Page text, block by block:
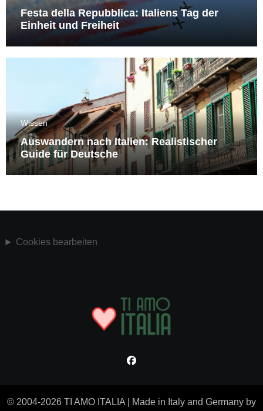
Festa della Repubblica: Italiens Tag der
Einheit und Freiheit
Wissen
Auswandern nach Italien: Realistischer
Guide für Deutsche
Cookies bearbeiten
© 2004-2026 TI AMO ITALIA Made in Italy and Germany by